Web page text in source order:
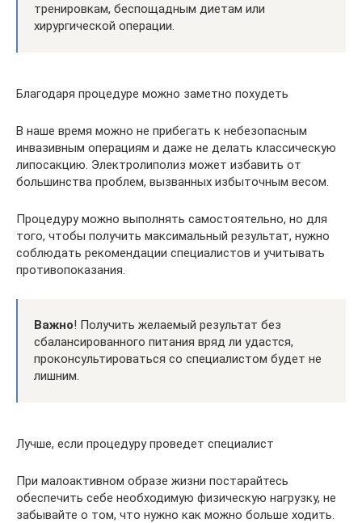
тренировкам, беспощадным диетам или
хирургической операции.
Благодаря процедуре можно заметно похудеть
В наше время можно не прибегать к небезопасным
инвазивным операциям и даже не делать классическую
липосакцию. Электролиполиз может избавить от
большинства проблем, вызванных избыточным весом.
Процедуру можно выполнять самостоятельно, но для
того, чтобы получить максимальный результат, нужно
соблюдать рекомендации специалистов и учитывать
противопоказания.
Важно! Получить желаемый результат без
сбалансированного питания вряд ли удастся,
проконсультироваться со специалистом будет не
лишним.
Лучше, если процедуру проведет специалист
При малоактивном образе жизни постарайтесь
обеспечить себе необходимую физическую нагрузку, не
забывайте о том, что нужно как можно больше ходить.